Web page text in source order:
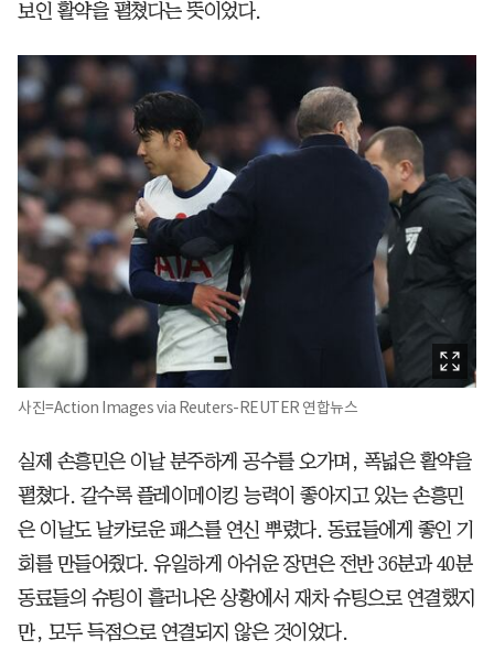
보인 활약을 펼쳤다는 뜻이었다.
사진=Action Images via Reuters-REUTER 연합뉴스
실제 손흥민은 이날 분주하게 공수를 오가며, 폭넓은 활약을
펼쳤다. 갈수록 플레이메이킹 능력이 좋아지고 있는 손흥민
은 이날도 날카로운 패스를 연신 뿌렸다. 동료들에게 좋인 기
회를 만들어줬다. 유일하게 아쉬운 장면은 전반 36분과 40분
동료들의 슈팅이 흘러나온 상황에서 재차 슈팅으로 연결했지
만, 모두 득점으로 연결되지 않은 것이었다.